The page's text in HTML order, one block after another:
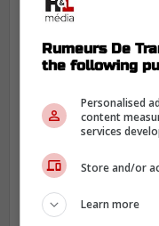
Rumeurs De
the following
Personalised
content
services
Store and/or
Learn more